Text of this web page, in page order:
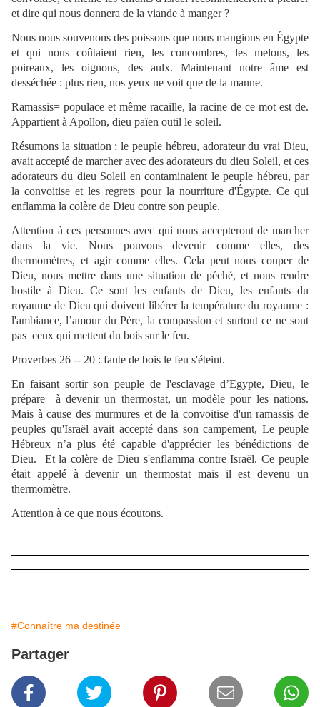
et dire qui nous donnera de la viande à manger ?
Nous nous souvenons des poissons que nous mangions en Égypte
et qui nous coûtaient rien, les concombres, les melons, les
poireaux, les oignons, des aulx. Maintenant notre âme est
desséchée : plus rien, nos yeux ne voit que de la manne.
Ramassis= populace et même racaille, la racine de ce mot est de.
Appartient à Apollon, dieu païen outil le soleil.
Résumons la situation : le peuple hébreu, adorateur du vrai Dieu,
avait accepté de marcher avec des adorateurs du dieu Soleil, et ces
adorateurs du dieu Soleil en contaminaient le peuple hébreu, par
la convoitise et les regrets pour la nourriture d'Égypte. Ce qui
enflamma la colère de Dieu contre son peuple.
Attention à ces personnes avec qui nous accepteront de marcher
dans la vie. Nous pouvons devenir comme elles, des
thermomètres, et agir comme elles. Cela peut nous couper de
Dieu, nous mettre dans une situation de péché, et nous rendre
hostile à Dieu. Ce sont les enfants de Dieu, les enfants du
royaume de Dieu qui doivent libérer la température du royaume :
l'ambiance, l’amour du Père, la compassion et surtout ce ne sont
pas ceux qui mettent du bois sur le feu.
Proverbes 26 -- 20 : faute de bois le feu s'éteint.
En faisant sortir son peuple de l'esclavage d’Egypte, Dieu, le
prépare à devenir un thermostat, un modèle pour les nations.
Mais à cause des murmures et de la convoitise d'un ramassis de
peuples qu'Israël avait accepté dans son campement, Le peuple
Hébreux n’a plus été capable d'apprécier les bénédictions de
Dieu. Et la colère de Dieu s'enflamma contre Israël. Ce peuple
était appelé à devenir un thermostat mais il est devenu un
thermomètre.
Attention à ce que nous écoutons.
#Connaître ma destinée
Partager